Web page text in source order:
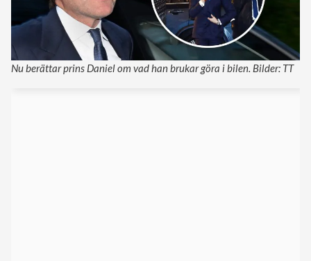
Nu berättar prins Daniel om vad han brukar göra i bilen. Bilder: TT